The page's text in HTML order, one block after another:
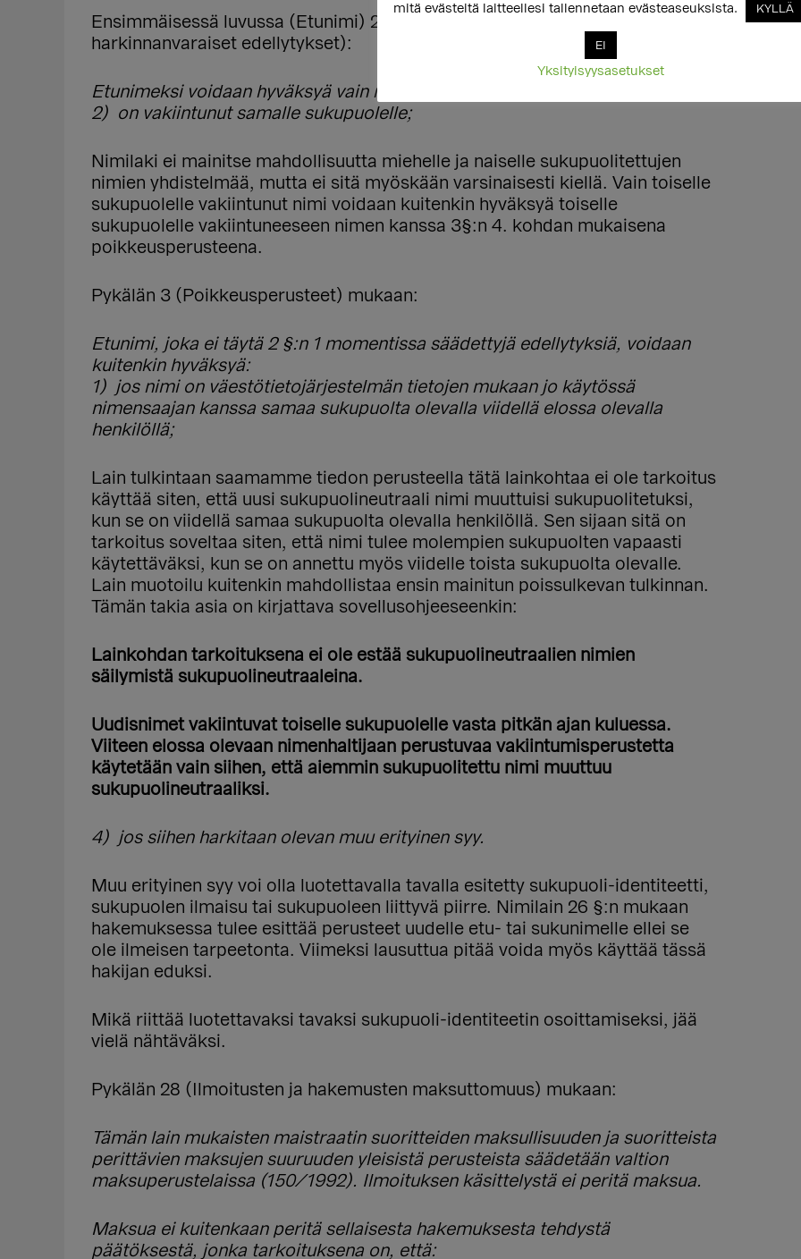
Ensimmäisessä luvussa (Etunimi) 2 pykälän mukaan (Etunimen
harkinnanvaraiset edellytykset):
Etunimeksi voidaan hyväksyä vain nimi, joka:
2) on vakiintunut samalle sukupuolelle;
Nimilaki ei mainitse mahdollisuutta miehelle ja naiselle sukupuolitettujen
nimien yhdistelmää, mutta ei sitä myöskään varsinaisesti kiellä. Vain toiselle
sukupuolelle vakiintunut nimi voidaan kuitenkin hyväksyä toiselle
sukupuolelle vakiintuneeseen nimen kanssa 3§:n 4. kohdan mukaisena
poikkeusperusteena.
Pykälän 3 (Poikkeusperusteet) mukaan:
Etunimi, joka ei täytä 2 §:n 1 momentissa säädettyjä edellytyksiä, voidaan
kuitenkin hyväksyä:
1) jos nimi on väestötietojärjestelmän tietojen mukaan jo käytössä
nimensaajan kanssa samaa sukupuolta olevalla viidellä elossa olevalla
henkilöllä;
Lain tulkintaan saamamme tiedon perusteella tätä lainkohtaa ei ole tarkoitus
käyttää siten, että uusi sukupuolineutraali nimi muuttuisi sukupuolitetuksi,
kun se on viidellä samaa sukupuolta olevalla henkilöllä. Sen sijaan sitä on
tarkoitus soveltaa siten, että nimi tulee molempien sukupuolten vapaasti
käytettäväksi, kun se on annettu myös viidelle toista sukupuolta olevalle.
Lain muotoilu kuitenkin mahdollistaa ensin mainitun poissulkevan tulkinnan.
Tämän takia asia on kirjattava sovellusohjeeseenkin:
Lainkohdan tarkoituksena ei ole estää sukupuolineutraalien nimien
säilymistä sukupuolineutraaleina.
Uudisnimet vakiintuvat toiselle sukupuolelle vasta pitkän ajan kuluessa.
Viiteen elossa olevaan nimenhaltijaan perustuvaa vakiintumisperustetta
käytetään vain siihen, että aiemmin sukupuolitettu nimi muuttuu
sukupuolineutraaliksi.
4) jos siihen harkitaan olevan muu erityinen syy.
Muu erityinen syy voi olla luotettavalla tavalla esitetty sukupuoli-identiteetti,
sukupuolen ilmaisu tai sukupuoleen liittyvä piirre. Nimilain 26 §:n mukaan
hakemuksessa tulee esittää perusteet uudelle etu- tai sukunimelle ellei se
ole ilmeisen tarpeetonta. Viimeksi lausuttua pitää voida myös käyttää tässä
hakijan eduksi.
Mikä riittää luotettavaksi tavaksi sukupuoli-identiteetin osoittamiseksi, jää
vielä nähtäväksi.
Pykälän 28 (Ilmoitusten ja hakemusten maksuttomuus) mukaan:
Tämän lain mukaisten maistraatin suoritteiden maksullisuuden ja suoritteista
perittävien maksujen suuruuden yleisistä perusteista säädetään valtion
maksuperustelaissa (150/1992). Ilmoituksen käsittelystä ei peritä maksua.
Maksua ei kuitenkaan peritä sellaisesta hakemuksesta tehdystä
päätöksestä, jonka tarkoituksena on, että:
mitä evästeitä laitteellesi tallennetaan evästeaseuksista.
KYLLÄ
EI
Yksityisyysasetukset